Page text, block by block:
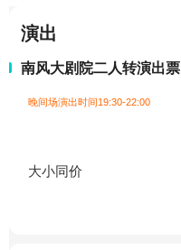
演出
南风大剧院二人转演出票
晚间场演出时间19:30-22:00
大小同价